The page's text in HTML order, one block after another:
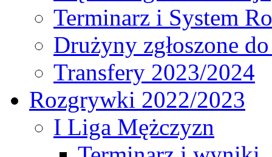
Terminarz i System
Drużyny zgłoszone
Transfery 2023/2024
Rozgrywki 2022/2023
I Liga Mężczyzn